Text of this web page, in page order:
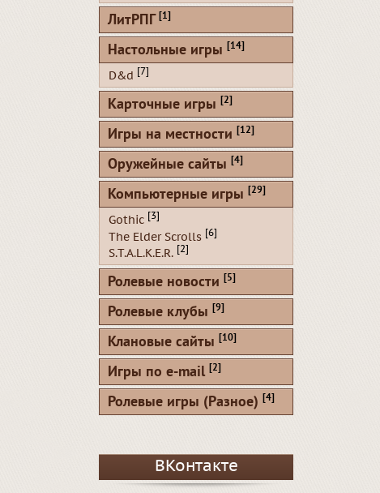
ЛитРПГ [1]
Настольные игры [14]
D&d [7]
Карточные игры [2]
Игры на местности [12]
Оружейные сайты [4]
Компьютерные игры [29]
Gothic [3]
The Elder Scrolls [6]
S.T.A.L.K.E.R. [2]
Ролевые новости [5]
Ролевые клубы [9]
Клановые сайты [10]
Игры по e-mail [2]
Ролевые игры (Разное) [4]
ВКонтакте